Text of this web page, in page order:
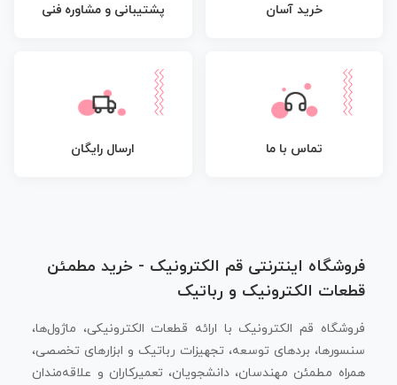
خرید آسان پشتیبانی و مشاوره فنی
تماس با ما ارسال رایگان
فروشگاه اینترنتی قم الکترونیک - خرید مطمئن
قطعات الکترونیک و رباتیک
فروشگاه قم الکترونیک با ارائه قطعات الکترونیکی، ماژول‌ها،
سنسورها، بردهای توسعه، تجهیزات رباتیک و ابزارهای تخصصی،
همراه مطمئن مهندسان، دانشجویان، تعمیرکاران و علاقه‌مندان